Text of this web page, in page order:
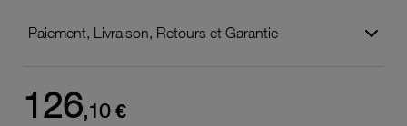
Paiement, Livraison, Retours et Garantie
126,10 €